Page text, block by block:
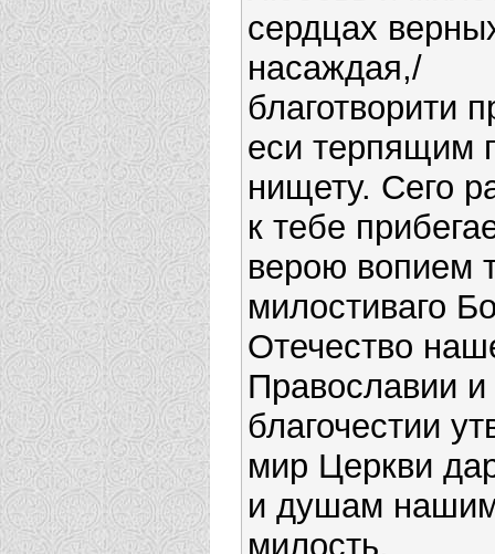
сердцах
насаждая,/
благотворити
еси терпящим
нищету. Сего
к тебе
верою вопием
милостиваго
Отечество
Православии и
благочестии
мир Церкви
и душам
милость.